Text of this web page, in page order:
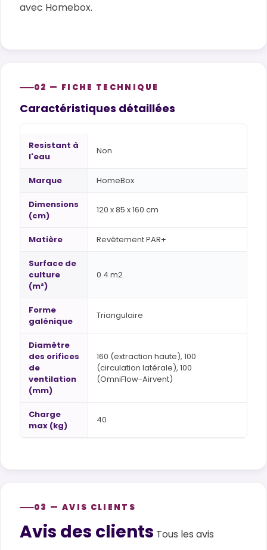
avec Homebox.
02 — FICHE TECHNIQUE
Caractéristiques détaillées
Resistant à
l'eau
Non
Marque HomeBox
Dimensions
(cm)
120 x 85 x 160 cm
Matière Revêtement PAR+
Surface de
culture
(m²)
0.4 m2
Forme
galénique
Triangulaire
Diamètre
des orifices
de
ventilation
(mm)
160 (extraction haute), 100
(circulation latérale), 100
(OmniFlow-Airvent)
Charge
max (kg)
40
03 — AVIS CLIENTS
Customer reviews
Avis des clients Tous les avis